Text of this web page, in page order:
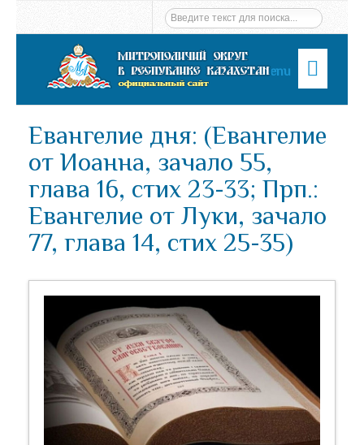
Menu
Евангелие дня: (Евангелие
от Иоанна, зачало 55,
глава 16, стих 23-33; Прп.:
Евангелие от Луки, зачало
77, глава 14, стих 25-35)